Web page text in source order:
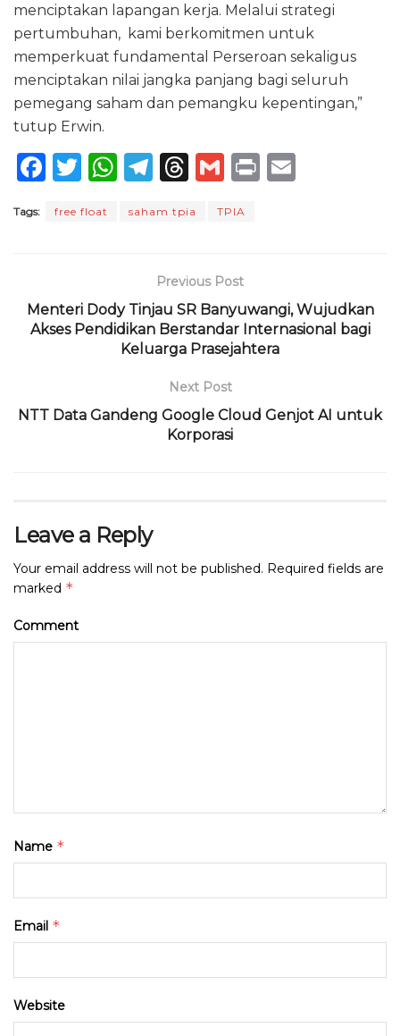
menciptakan lapangan kerja. Melalui strategi
pertumbuhan, kami berkomitmen untuk
memperkuat fundamental Perseroan sekaligus
menciptakan nilai jangka panjang bagi seluruh
pemegang saham dan pemangku kepentingan,”
tutup Erwin.
F
c
o
o
T
it
W
a
p
p
T
e
ra
m
T
re
d
s
G
ai
P
Tags: free float saham tpia TPIA
Previous Post
Menteri Dody Tinjau SR Banyuwangi, Wujudkan
Akses Pendidikan Berstandar Internasional bagi
Keluarga Prasejahtera
Next Post
NTT Data Gandeng Google Cloud Genjot AI untuk
Korporasi
Leave a Reply
Your email address will not be published. Required fields are
marked *
Comment
Name *
Email *
Website